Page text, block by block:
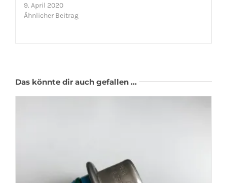
9. April 2020
Ähnlicher Beitrag
Das könnte dir auch gefallen …